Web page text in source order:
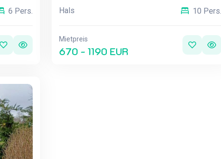
6 Pers. Hals 10 Pers.
Mietpreis
670 - 1190 EUR